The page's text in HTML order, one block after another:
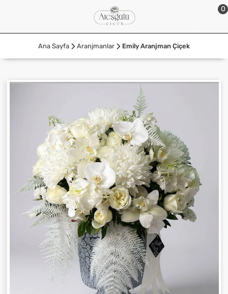
0
Ana Sayfa Aranjmanlar Emily Aranjman Çiçek